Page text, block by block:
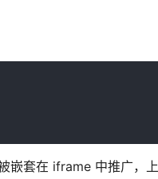
嵌套在 iframe 中推广，